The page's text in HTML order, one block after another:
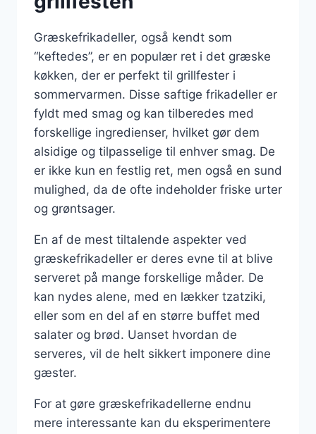
Græskefrikadeller, også kendt som
“keftedes”, er en populær ret i det græske
køkken, der er perfekt til grillfester i
sommervarmen. Disse saftige frikadeller er
fyldt med smag og kan tilberedes med
forskellige ingredienser, hvilket gør dem
alsidige og tilpasselige til enhver smag. De
er ikke kun en festlig ret, men også en sund
mulighed, da de ofte indeholder friske urter
og grøntsager.
En af de mest tiltalende aspekter ved
græskefrikadeller er deres evne til at blive
serveret på mange forskellige måder. De
kan nydes alene, med en lækker tzatziki,
eller som en del af en større buffet med
salater og brød. Uanset hvordan de
serveres, vil de helt sikkert imponere dine
gæster.
For at gøre græskefrikadellerne endnu
mere interessante kan du eksperimentere